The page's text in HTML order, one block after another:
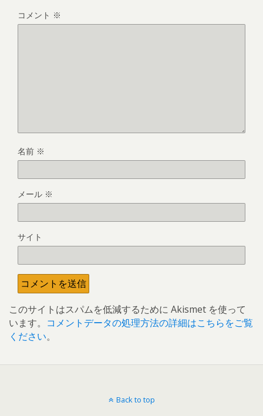
コメント ※
名前 ※
メール ※
サイト
このサイトはスパムを低減するために Akismet を使って
います。 コメントデータの処理方法の詳細はこちらをご覧
ください。
Back to top